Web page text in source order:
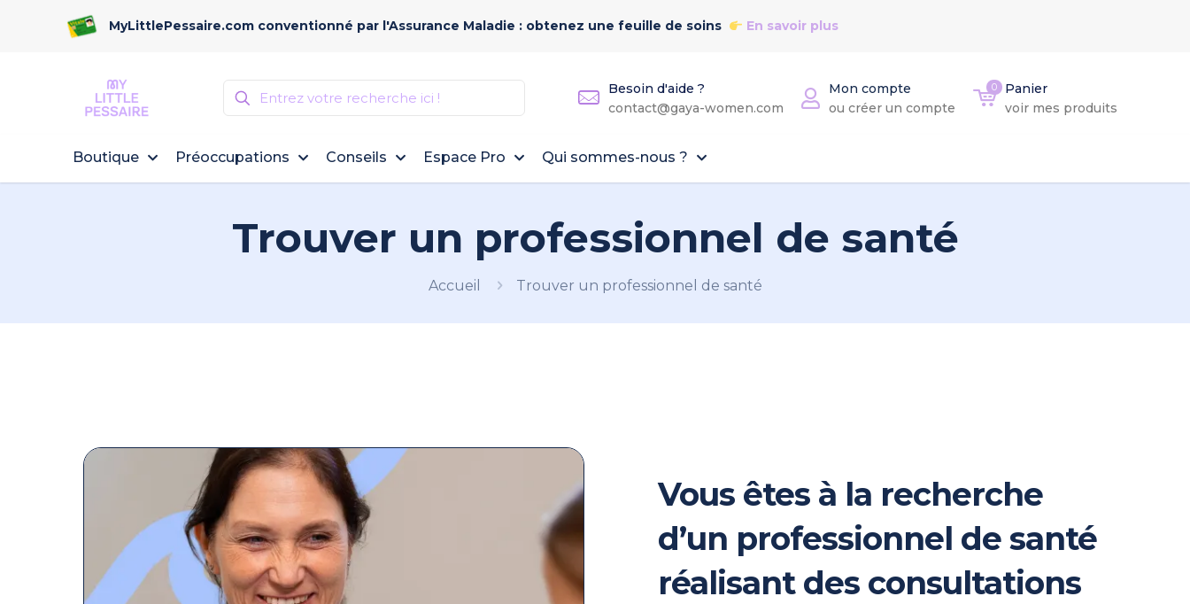
MyLittlePessaire.com conventionné par l'Assurance Maladie : obtenez une feuille de soins En savoir plus
Besoin d'aide ?
contact@gaya-women.com
Mon compte
ou créer un compte
0
Panier
voir mes produits
Boutique Préoccupations Conseils Espace Pro Qui sommes-nous ?
Trouver un professionnel de santé
Accueil Trouver un professionnel de santé
Vous êtes à la recherche
d’un professionnel de santé
réalisant des consultations